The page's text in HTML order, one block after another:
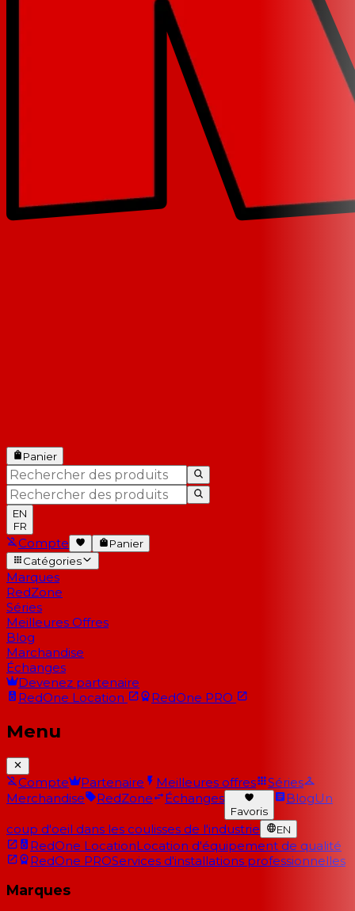
Panier
EN
FR
Compte
Panier
Catégories
Marques
RedZone
Séries
Meilleures Offres
Blog
Marchandise
Échanges
Devenez partenaire
RedOne Location RedOne PRO
Menu
Compte Partenaire Meilleures offres
Séries
Merchandise
RedZone Échanges
Favoris
BlogUn
coup d'oeil dans les coulisses de l'industrie EN
RedOne LocationLocation d'équipement de qualité
RedOne PROServices d'installations professionnelles
Marques